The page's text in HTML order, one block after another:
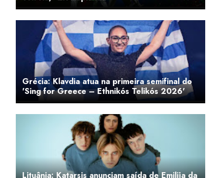
Grécia: Klavdia atua na primeira semifinal do
'Sing for Greece – Ethnikós Telikós 2026'
Lituânia: Katarsis anunciam saída de Emilija da